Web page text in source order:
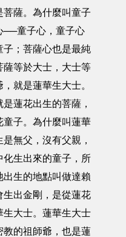
薩。為什麼叫童子
──童子心，童子心
子；菩薩心也是最純
等於大士，大士等
就是蓮華生大士。
蓮花出生的菩薩，
子。為什麼叫蓮華
無父，沒有父親，
生出來的童子，所
出生的地點叫做達賴
出金剛，是從蓮花
大士。蓮華生大士
的祖師爺，也是蓮